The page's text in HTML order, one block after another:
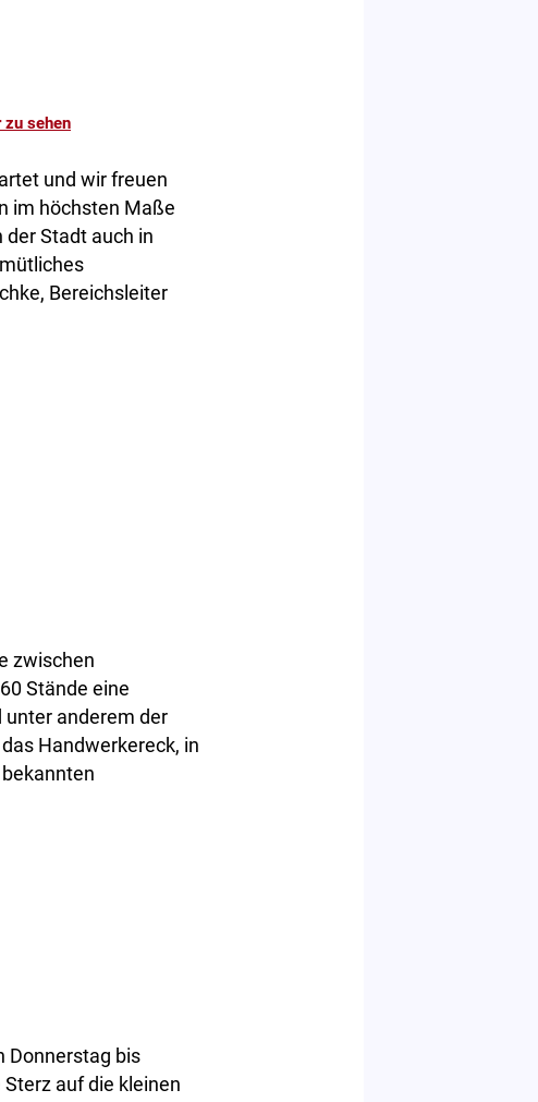
sehen
und wir freuen
im höchsten Maße
Stadt auch in
Bereichsleiter
zwischen
Stände eine
unter anderem der
Handwerkereck, in
Donnerstag bis
auf die kleinen